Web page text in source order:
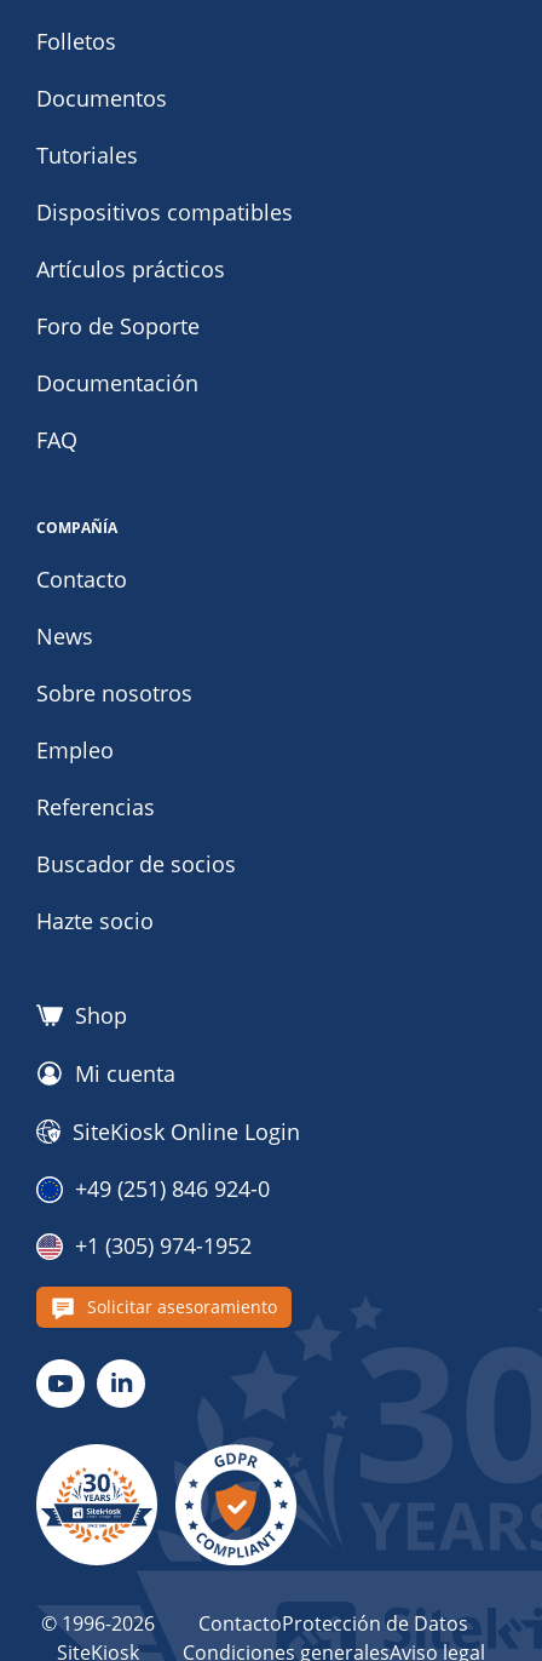
Folletos
Documentos
Tutoriales
Dispositivos compatibles
Artículos prácticos
Foro de Soporte
Documentación
FAQ
COMPAÑÍA
Contacto
News
Sobre nosotros
Empleo
Referencias
Buscador de socios
Hazte socio
Shop
Mi cuenta
SiteKiosk Online Login
+49 (251) 846 924-0
+1 (305) 974-1952
Solicitar asesoramiento
© 1996-2026
SiteKiosk
ContactoProtección de Datos
Condiciones generalesAviso legal